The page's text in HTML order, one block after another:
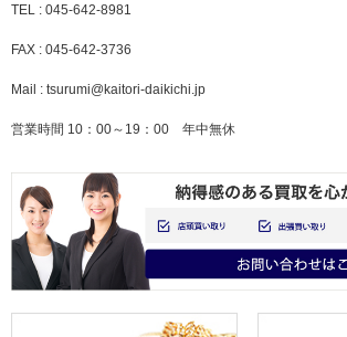
TEL : 045-642-8981
FAX : 045-642-3736
Mail : tsurumi@kaitori-daikichi.jp
営業時間 10：00～19：00 年中無休